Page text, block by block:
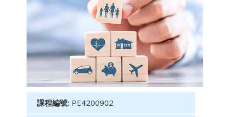
課程編號: PE4200902